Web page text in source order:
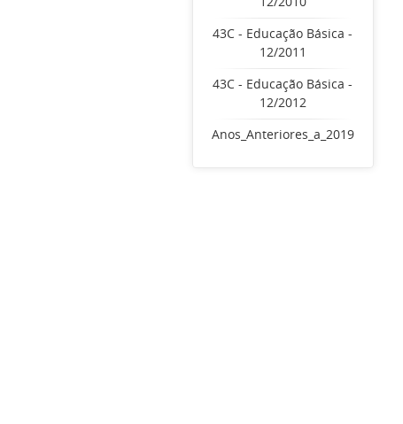
43C - Educação Básica -
12/2011
43C - Educação Básica -
12/2012
Anos_Anteriores_a_2019